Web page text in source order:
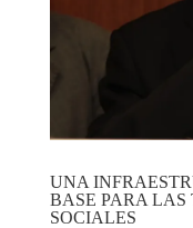
UNA
BASE PARA LAS
SOCIALES